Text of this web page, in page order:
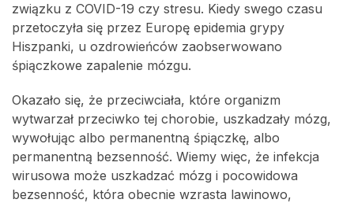
związku z COVID-19 czy stresu. Kiedy swego czasu
przetoczyła się przez Europę epidemia grypy
Hiszpanki, u ozdrowieńców zaobserwowano
śpiączkowe zapalenie mózgu.
Okazało się, że przeciwciała, które organizm
wytwarzał przeciwko tej chorobie, uszkadzały mózg,
wywołując albo permanentną śpiączkę, albo
permanentną bezsenność. Wiemy więc, że infekcja
wirusowa może uszkadzać mózg i pocowidowa
bezsenność, która obecnie wzrasta lawinowo,